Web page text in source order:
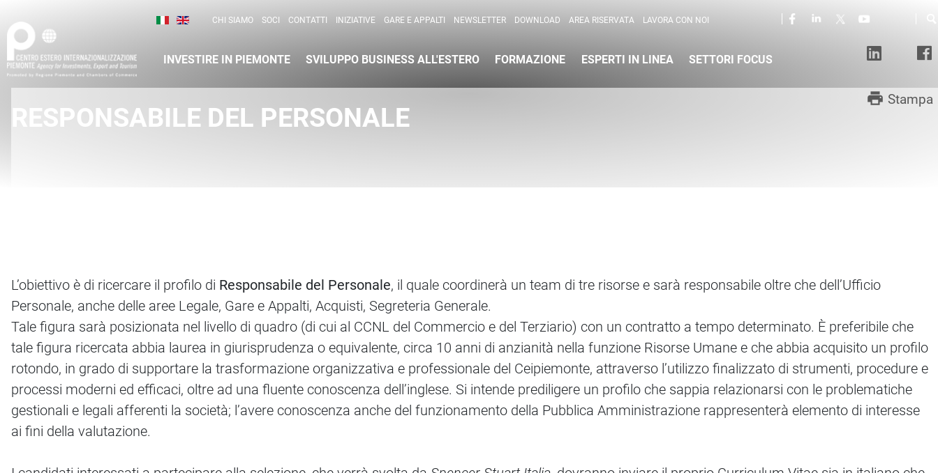
Italiano (Italia)
English (United Kingdom)
CHI SIAMO SOCI CONTATTI INIZIATIVE GARE E APPALTI NEWSLETTER DOWNLOAD AREA RISERVATA LAVORA CON NOI Seguici in rete
INVESTIRE IN PIEMONTE SVILUPPO BUSINESS ALL'ESTERO FORMAZIONE ESPERTI IN LINEA
SETTORI FOCUS
print Stampa
RESPONSABILE DEL PERSONALE
L’obiettivo è di ricercare il profilo di Responsabile del Personale, il quale coordinerà un team di tre risorse e sarà responsabile oltre che dell’Ufficio
Personale, anche delle aree Legale, Gare e Appalti, Acquisti, Segreteria Generale.
Tale figura sarà posizionata nel livello di quadro (di cui al CCNL del Commercio e del Terziario) con un contratto a tempo determinato. È preferibile che
tale figura ricercata abbia laurea in giurisprudenza o equivalente, circa 10 anni di anzianità nella funzione Risorse Umane e che abbia acquisito un profilo
rotondo, in grado di supportare la trasformazione organizzativa e professionale del Ceipiemonte, attraverso l’utilizzo finalizzato di strumenti, procedure e
processi moderni ed efficaci, oltre ad una fluente conoscenza dell’inglese. Si intende prediligere un profilo che sappia relazionarsi con le problematiche
gestionali e legali afferenti la società; l’avere conoscenza anche del funzionamento della Pubblica Amministrazione rappresenterà elemento di interesse
ai fini della valutazione.